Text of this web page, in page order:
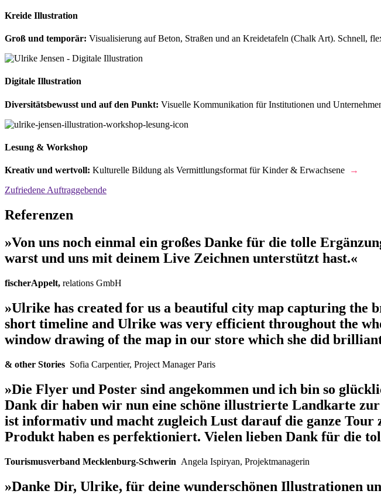
Kreide Illustration
Groß und temporär: Visualisierung auf Beton, Straßen und an Kreidetafeln (Chalk Art). Schnell,
Digitale Illustration
Diversitätsbewusst und auf den Punkt: Visuelle Kommunikation für Institutionen und
Lesung & Workshop
Kreativ und wertvoll: Kulturelle Bildung als Vermittlungsformat für Kinder & Erwachsene
→
Zufriedene Auftraggebende
Referenzen
»Von uns noch einmal ein großes Danke für die tolle
warst und uns mit deinem Live Zeichnen unterstützt hast.«
fischerAppelt, relations GmbH
»Ulrike has created for us a beautiful city map capturing the
short timeline and Ulrike was very efficient throughout the
window drawing of the map in our store which she did
& other Stories Sofia Carpentier, Project Manager Paris
»Die Flyer und Poster sind angekommen und ich bin so
Dank dir haben wir nun eine schöne illustrierte Landkarte
ist informativ und macht zugleich Lust darauf die ganze Tour
Produkt haben es perfektioniert. Vielen lieben Dank für die
Tourismusverband Mecklenburg-Schwerin Angela Ispiryan, Projektmanagerin
»Danke Dir, Ulrike, für deine wunderschönen Illustrationen